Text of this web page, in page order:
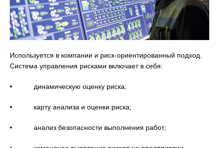
Используется в компании и риск-ориентированный подход.
Система управления рисками включает в себя:
• динамическую оценку риска;
• карту анализа и оценки риска;
• анализ безопасности выполнения работ;